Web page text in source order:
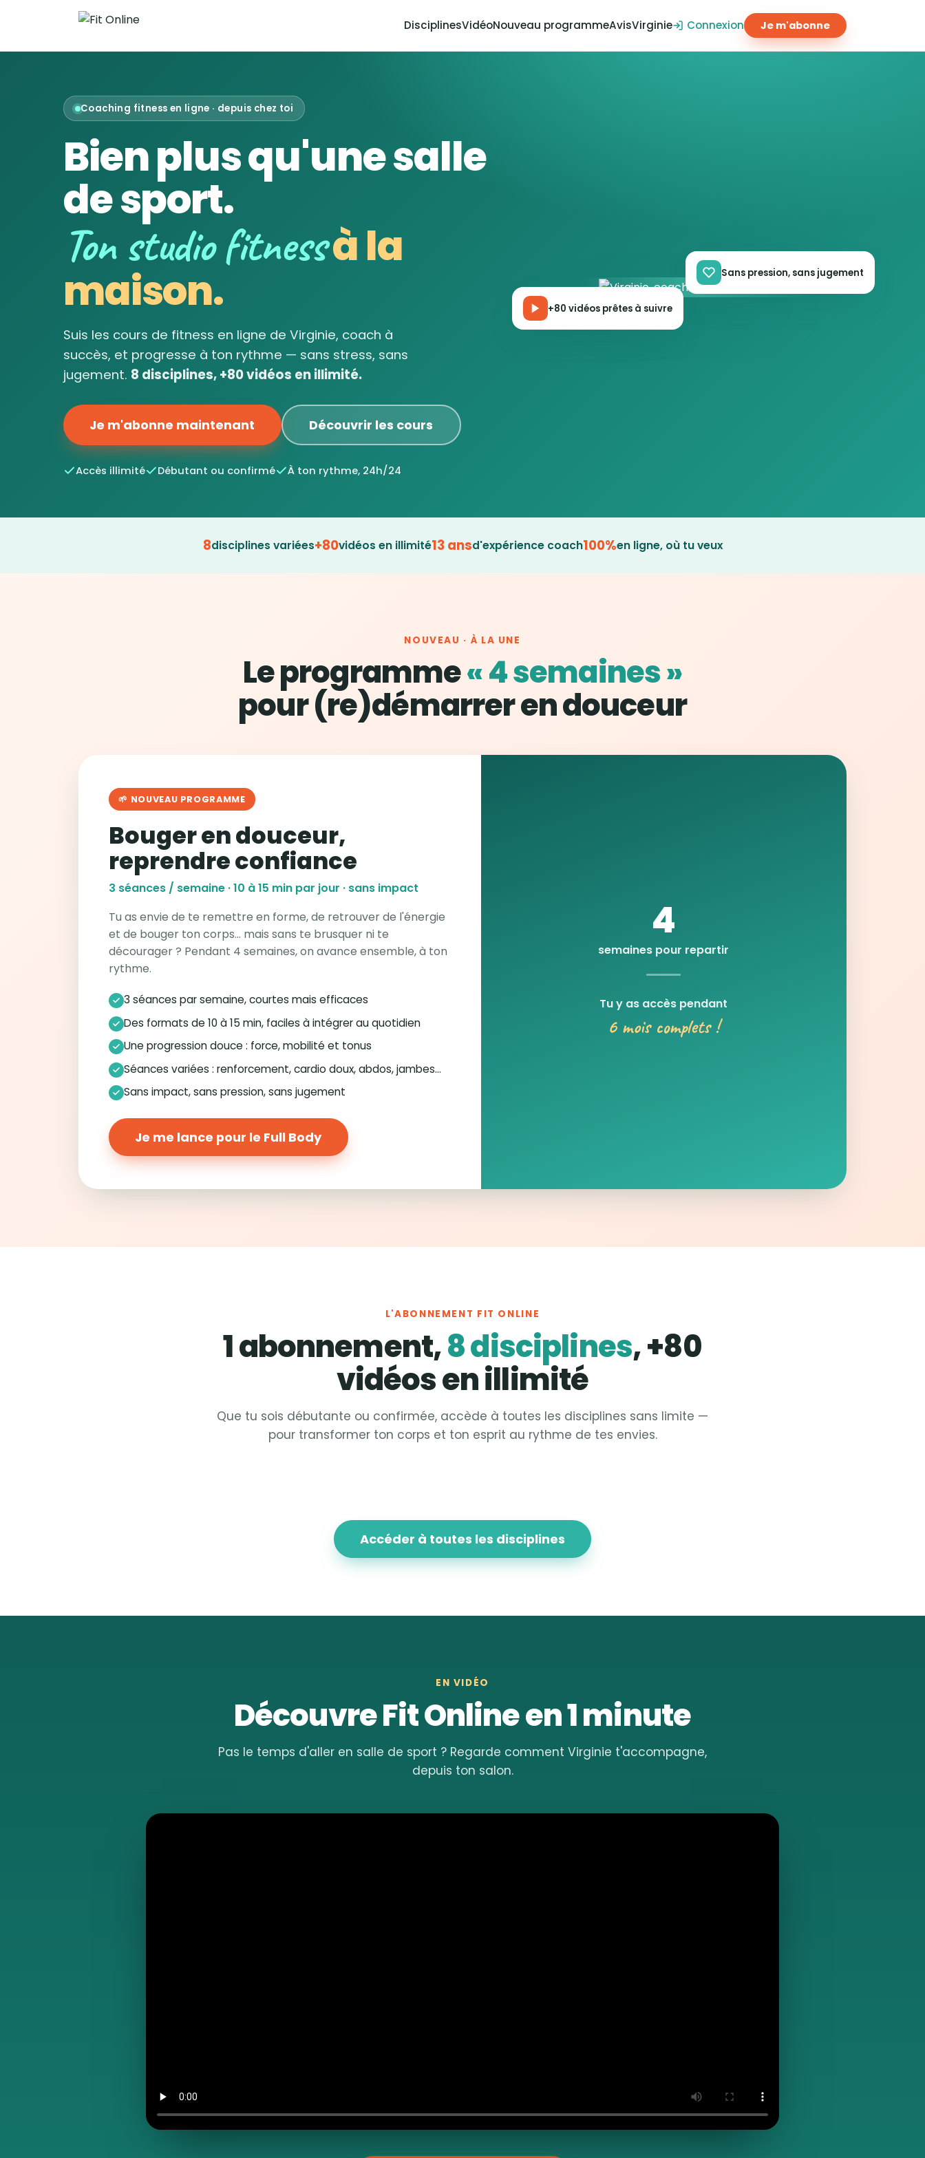
DisciplinesVidéoNouveau programmeAvisVirginie Connexion Je m'abonne
Coaching fitness en ligne · depuis chez toi
Bien plus qu'une salle
de sport.
Ton studio fitnessà la
maison.
Suis les cours de fitness en ligne de Virginie, coach à
succès, et progresse à ton rythme — sans stress, sans
jugement. 8 disciplines, +80 vidéos en illimité.
Je m'abonne maintenant Découvrir les cours
Accès illimité Débutant ou confirmé À ton rythme, 24h/24
+80 vidéos prêtes à suivre
Sans pression, sans jugement
8disciplines variées+80vidéos en illimité13 ansd'expérience coach100%en ligne, où tu veux
NOUVEAU · À LA UNE
Le programme« 4 semaines »
pour (re)démarrer en douceur
🌱 NOUVEAU PROGRAMME
Bouger en douceur,
reprendre confiance
3 séances / semaine · 10 à 15 min par jour · sans impact
Tu as envie de te remettre en forme, de retrouver de l'énergie
et de bouger ton corps… mais sans te brusquer ni te
décourager ? Pendant 4 semaines, on avance ensemble, à ton
rythme.
3 séances par semaine, courtes mais efficaces
Des formats de 10 à 15 min, faciles à intégrer au quotidien
Une progression douce : force, mobilité et tonus
Séances variées : renforcement, cardio doux, abdos, jambes…
Sans impact, sans pression, sans jugement
Je me lance pour le Full Body
4
semaines pour repartir
Tu y as accès pendant
6 mois complets !
L'ABONNEMENT FIT ONLINE
1 abonnement,8 disciplines, +80
vidéos en illimité
Que tu sois débutante ou confirmée, accède à toutes les disciplines sans limite —
pour transformer ton corps et ton esprit au rythme de tes envies.
Accéder à toutes les disciplines
EN VIDÉO
Découvre Fit Online en 1 minute
Pas le temps d'aller en salle de sport ? Regarde comment Virginie t'accompagne,
depuis ton salon.